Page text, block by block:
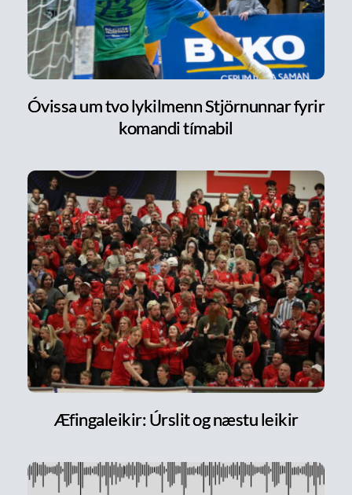
Óvissa um tvo lykilmenn Stjörnunnar fyrir
komandi tímabil
Æfingaleikir: Úrslit og næstu leikir